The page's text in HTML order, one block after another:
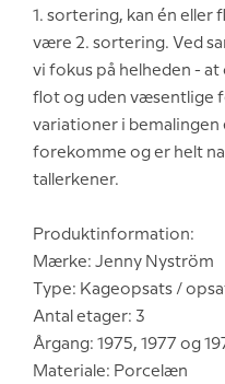
1. sortering, kan én eller
være 2. sortering. Ved
vi fokus på helheden -
flot og uden væsentlige
variationer i bemalingen
forekomme og er helt
tallerkener.
Produktinformation:
Mærke: Jenny Nyström
Type: Kageopsats /
Antal etager: 3
Årgang: 1975, 1977 og
Materiale: Porcelæn